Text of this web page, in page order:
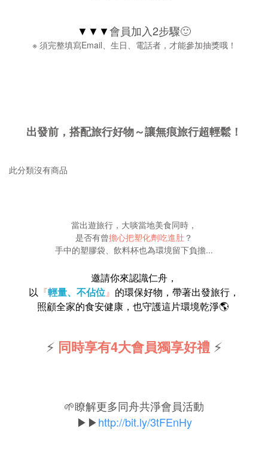
▼▼▼會員加入2步驟🙂
※ 須完整填寫Email、生日、電話者，才能參加抽獎哦！
出發前，搭配旅行好物～讓無痕旅行超輕鬆！
此分類沒有商品
當出遊旅行，大啖當地美食同時，
是否有曾擔心把塑化劑吃進肚 ？
手中的塑膠袋、飲料杯也為環境留下負擔...
邀請你來認識仁舟，
以 『輕量、不佔位』 的環保好物，帶著出發旅行，
照顧全家的食安健康，也守護這片環境乾淨🌎
⚡ 同時享有4大會員獨享好禮 ⚡
🌱瞭解更多同舟共淨會員活動
▶▶http://bit.ly/3tFEnHy